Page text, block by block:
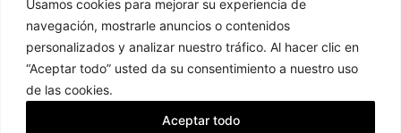
Usamos cookies para mejorar su experiencia de
navegación, mostrarle anuncios o contenidos
personalizados y analizar nuestro tráfico. Al hacer clic en
“Aceptar todo” usted da su consentimiento a nuestro uso
de las cookies.
Aceptar todo
Ramos de Flores
Ramos de Novia
Tocados de Flores
Legal